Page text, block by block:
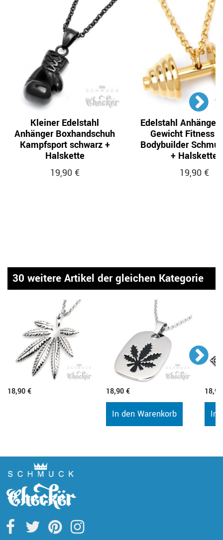
Kleiner Edelstahl
Anhänger Boxhandschuh
Kampfsport schwarz +
Halskette
19,90 €
Edelstahl Anhänger
Gewicht Fitness
Bodybuilder
+ Halskette
19,90 €
30 weitere Artikel der gleichen Kategorie
18,90 € 18,90 €
In den Warenkorb In